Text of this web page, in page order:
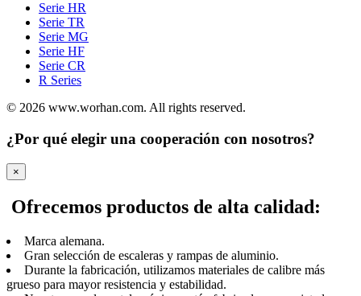
Serie HR
Serie TR
Serie MG
Serie HF
Serie CR
R Series
© 2026 www.worhan.com. All rights reserved.
¿Por qué elegir una cooperación con nosotros?
×
Ofrecemos productos de alta calidad:
Marca alemana.
Gran selección de escaleras y rampas de aluminio.
Durante la fabricación, utilizamos materiales de calibre más
grueso para mayor resistencia y estabilidad.